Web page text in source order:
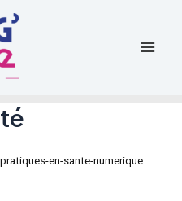
en-sante-numerique